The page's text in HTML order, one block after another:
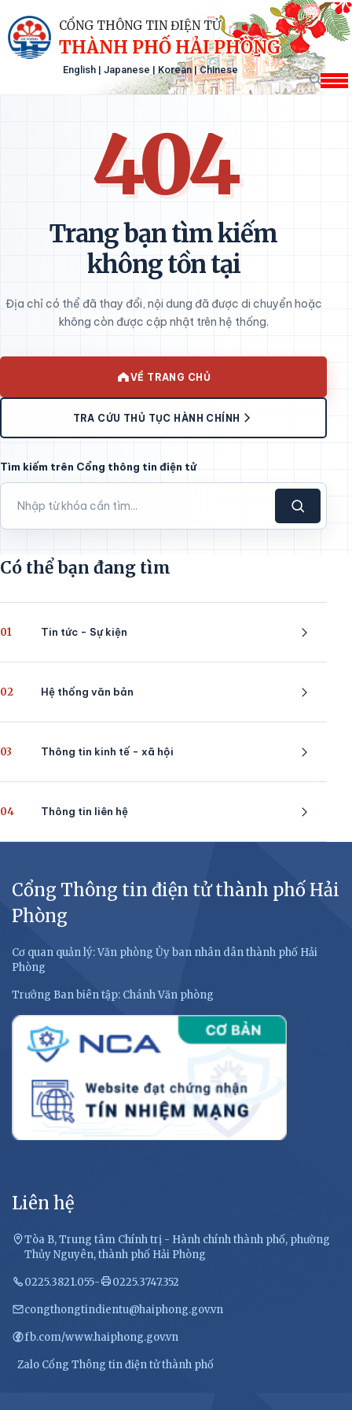
CỔNG THÔNG TIN ĐIỆN TỬ
THÀNH PHỐ HẢI PHÒNG
English | Japanese | Korean|Chinese
404
Trang bạn tìm kiếm
không tồn tại
Địa chỉ có thể đã thay đổi, nội dung đã được di chuyển hoặc
không còn được cập nhật trên hệ thống.
VỀ TRANG CHỦ
TRA CỨU THỦ TỤC HÀNH CHÍNH
Tìm kiếm trên Cổng thông tin điện tử
Có thể bạn đang tìm
01 Tin tức - Sự kiện
02 Hệ thống văn bản
03 Thông tin kinh tế - xã hội
04 Thông tin liên hệ
Cổng Thông tin điện tử thành phố Hải
Phòng
Cơ quan quản lý: Văn phòng Ủy ban nhân dân thành phố Hải
Phòng
Trưởng Ban biên tập: Chánh Văn phòng
Liên hệ
Tòa B, Trung tâm Chính trị - Hành chính thành phố, phường
Thủy Nguyên, thành phố Hải Phòng
0225.3821.055- 0225.3747.352
congthongtindientu@haiphong.gov.vn
fb.com/www.haiphong.gov.vn
Zalo Cổng Thông tin điện tử thành phố